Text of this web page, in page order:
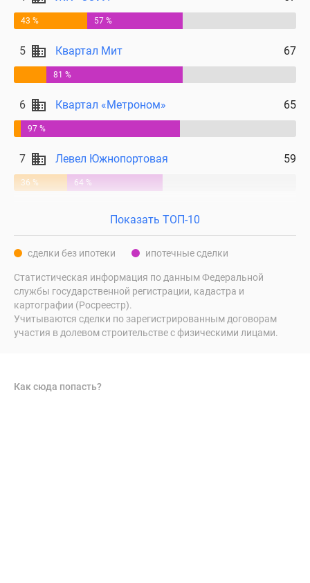
43 % 57 %
5 Квартал Мит 67
81 %
6 Квартал «Метроном» 65
97 %
7 Левел Южнопортовая 59
36 % 64 %
Показать ТОП-10
сделки без ипотеки ипотечные сделки
Статистическая информация по данным Федеральной
службы государственной регистрации, кадастра и
картографии (Росреестр).
Учитываются сделки по зарегистрированным договорам
участия в долевом строительстве с физическими лицами.
Как сюда попасть?